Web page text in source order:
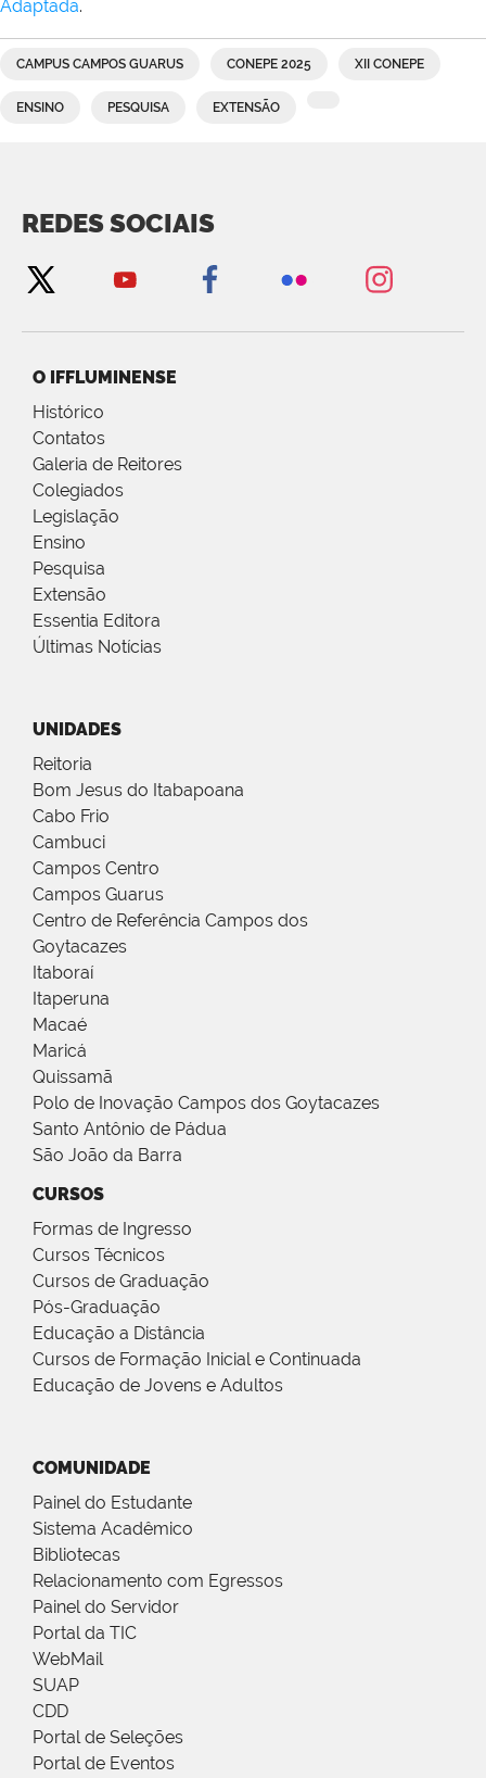
Adaptada.
CAMPUS CAMPOS GUARUS CONEPE 2025 XII CONEPE
ENSINO PESQUISA EXTENSÃO
REDES SOCIAIS
O IFFLUMINENSE
Histórico
Contatos
Galeria de Reitores
Colegiados
Legislação
Ensino
Pesquisa
Extensão
Essentia Editora
Últimas Notícias
UNIDADES
Reitoria
Bom Jesus do Itabapoana
Cabo Frio
Cambuci
Campos Centro
Campos Guarus
Centro de Referência Campos dos
Goytacazes
Itaboraí
Itaperuna
Macaé
Maricá
Quissamã
Polo de Inovação Campos dos Goytacazes
Santo Antônio de Pádua
São João da Barra
CURSOS
Formas de Ingresso
Cursos Técnicos
Cursos de Graduação
Pós-Graduação
Educação a Distância
Cursos de Formação Inicial e Continuada
Educação de Jovens e Adultos
COMUNIDADE
Painel do Estudante
Sistema Acadêmico
Bibliotecas
Relacionamento com Egressos
Painel do Servidor
Portal da TIC
WebMail
SUAP
CDD
Portal de Seleções
Portal de Eventos